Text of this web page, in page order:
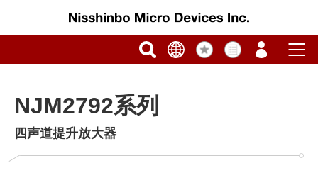
NJM2792系列
四声道提升放大器